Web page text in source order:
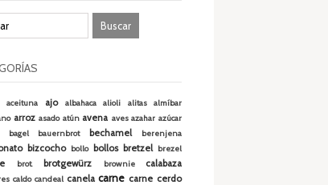
aceituna ajo albahaca alioli alitas
almíbar
arroz asado atún avena aves azahar azúcar
bagel bauernbrot bechamel berenjena
bizcocho bollo bollos bretzel brezel
brot. brotgewürz brownie calabaza
caldo candeal canela carne carne cerdo